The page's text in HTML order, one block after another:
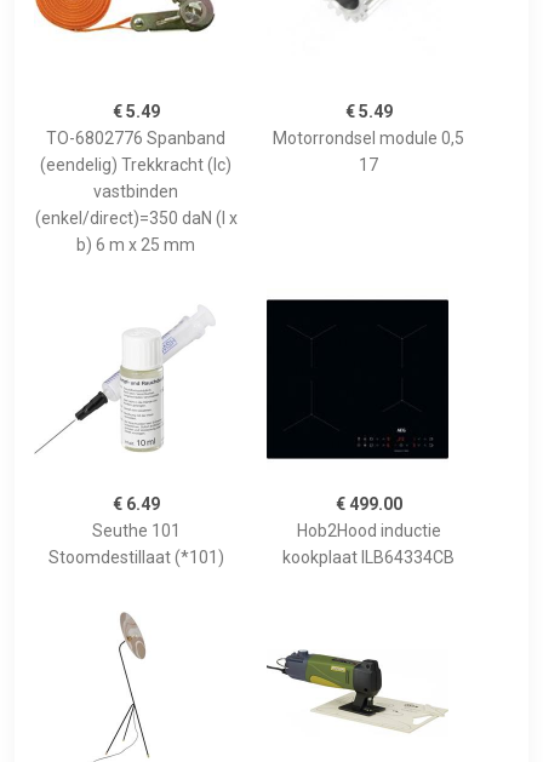
€ 5.49
TO-6802776 Spanband
(eendelig) Trekkracht (lc)
vastbinden
(enkel/direct)=350 daN (l x
b) 6 m x 25 mm
€ 5.49
Motorrondsel module 0,5
17
€ 6.49
Seuthe 101
Stoomdestillaat (*101)
€ 499.00
Hob2Hood inductie
kookplaat ILB64334CB